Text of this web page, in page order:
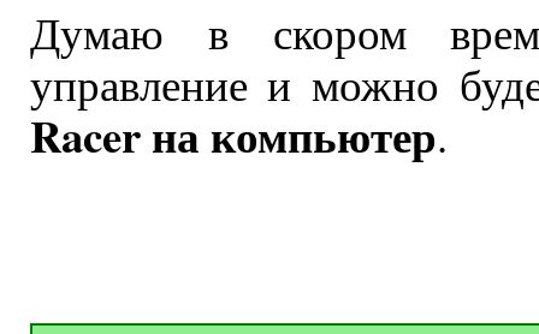
Думаю в скором
управление и можно
Racer на компьютер.